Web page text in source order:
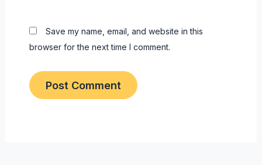
Save my name, email, and website in this
browser for the next time I comment.